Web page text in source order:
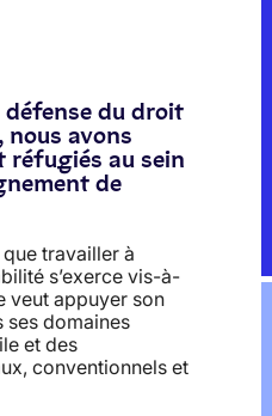
défense du droit
nous avons
réfugiés au sein
de
travailler à
s’exerce vis-à-
veut appuyer son
ses domaines
et des
conventionnels et